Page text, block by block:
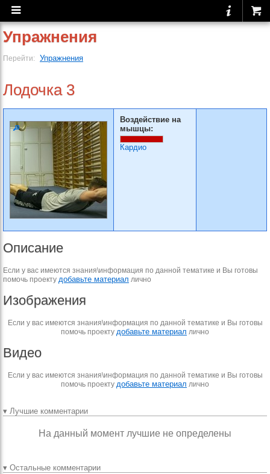
Упражнения
Перейти: Упражнения
Лодочка 3
Воздействие на
мышцы:
Кардио
Описание
Если у вас имеются знания\информация по данной тематике и Вы готовы
помочь проекту добавьте материал лично
Изображения
Если у вас имеются знания\информация по данной тематике и Вы готовы
помочь проекту добавьте материал лично
Видео
Если у вас имеются знания\информация по данной тематике и Вы готовы
помочь проекту добавьте материал лично
▾ Лучшие комментарии
На данный момент лучшие не определены
▾ Остальные комментарии